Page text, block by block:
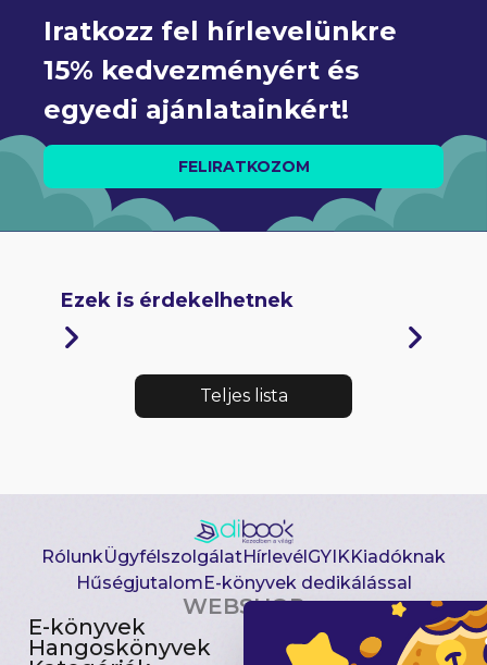
Iratkozz fel hírlevelünkre
15% kedvezményért és
egyedi ajánlatainkért!
FELIRATKOZOM
Ezek is érdekelhetnek
Teljes lista
RólunkÜgyfélszolgálatHírlevél GYIKKiadóknak
Hűségjutalom E-könyvek dedikálással
WEBSHOP
E-könyvek
Hangoskönyvek
Csomagajánlatok
Akciósak